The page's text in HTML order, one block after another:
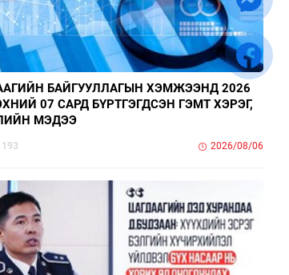
БАЙГУУЛЛАГЫН ХЭМЖЭЭНД 2026
07 САРД БҮРТГЭГДСЭН ГЭМТ ХЭРЭГ,
МЭДЭЭ
193 2026/08/06